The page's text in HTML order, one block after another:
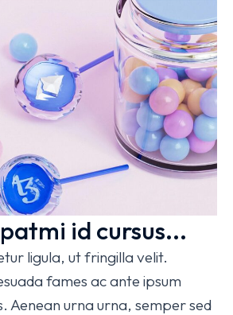
id cursus...
ligula, ut fringilla velit.
fames ac ante ipsum
Aenean urna urna, semper sed